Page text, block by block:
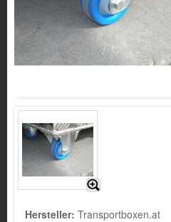
Hersteller: Transportboxen.at